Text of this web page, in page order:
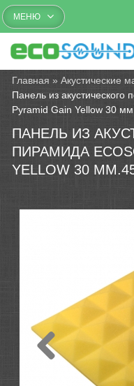
МЕНЮ
Главная »Акустические
Панель из
Pyramid Gain Yellow 30
ПАНЕЛЬ ИЗ
ПИРАМИДА
YELLOW 30